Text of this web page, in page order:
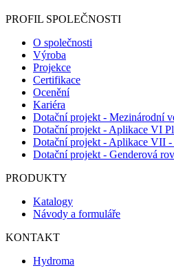
PROFIL SPOLEČNOSTI
O společnosti
Výroba
Projekce
Certifikace
Ocenění
Kariéra
Dotační projekt - Mezinárodní
Dotační projekt - Aplikace VI
Dotační projekt - Aplikace VII -
Dotační projekt - Genderová
PRODUKTY
Katalogy
Návody a formuláře
KONTAKT
Hydroma